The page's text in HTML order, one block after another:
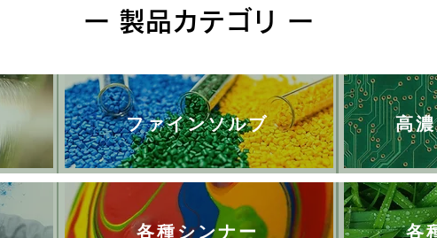
ー 製品カテゴリ ー
ファインソルブ
各種シンナー
高
各